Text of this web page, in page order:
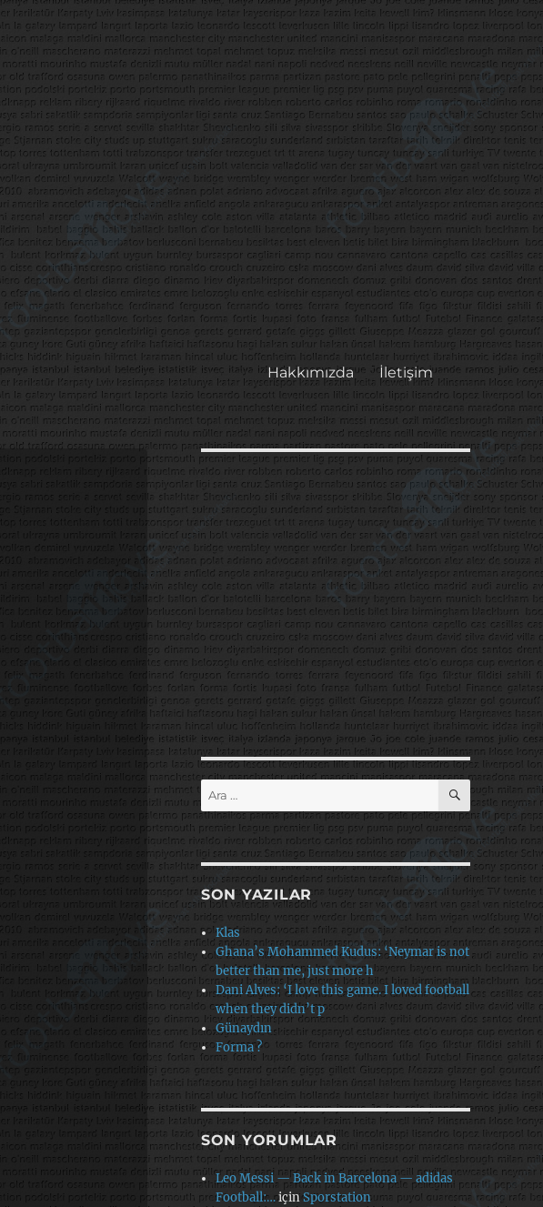
Hakkımızda İletişim
Ara: ARA
SON YAZILAR
Klas
Ghana’s Mohammed Kudus: ‘Neymar is not
better than me, just more h
Dani Alves: ‘I love this game. I loved football
when they didn’t p
Günaydın
Forma ?
SON YORUMLAR
Leo Messi — Back in Barcelona — adidas
Football:…içinSporstation